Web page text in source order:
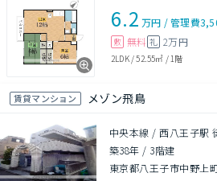
6.2 万円 /管理費
敷 無料 礼 2万円
2LDK/52.55㎡ / 1階
賃貸マンション メゾン飛鳥
中央本線 / 西八王子駅
築38年 / 3階建
東京都八王子市中野上